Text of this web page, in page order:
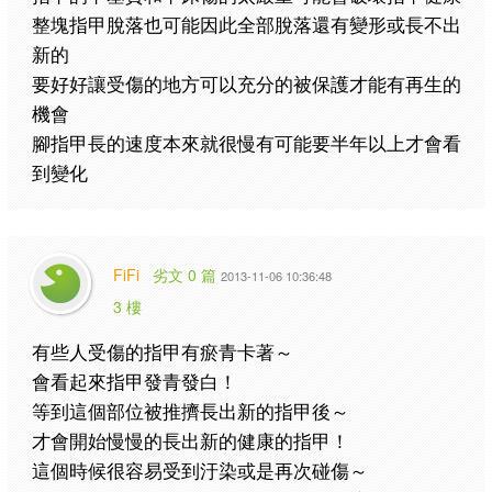
整塊指甲脫落也可能因此全部脫落還有變形或長不出
新的
要好好讓受傷的地方可以充分的被保護才能有再生的
機會
腳指甲長的速度本來就很慢有可能要半年以上才會看
到變化
FiFi 劣文 0 篇 2013-11-06 10:36:48
3 樓
有些人受傷的指甲有瘀青卡著～
會看起來指甲發青發白！
等到這個部位被推擠長出新的指甲後～
才會開始慢慢的長出新的健康的指甲！
這個時候很容易受到汙染或是再次碰傷～